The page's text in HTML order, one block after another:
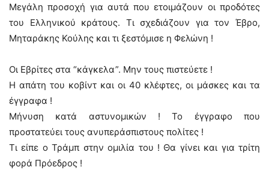
Μεγάλη προσοχή για αυτά που ετοιμάζουν οι προδότες
του Ελληνικού κράτους. Τι σχεδιάζουν για τον Έβρο,
Μηταράκης Κούλης και τι ξεστόμισε η Φελώνη !
Οι Εβρίτες στα “κάγκελα”. Μην τους πιστεύετε !
Η απάτη του κοβίντ και οι 40 κλέφτες, οι μάσκες και τα
έγγραφα !
Μήνυση κατά αστυνομικών ! Το έγγραφο που
προστατεύει τους ανυπεράσπιστους πολίτες !
Τι είπε ο Τράμπ στην ομιλία του ! Θα γίνει και για τρίτη
φορά Πρόεδρος !